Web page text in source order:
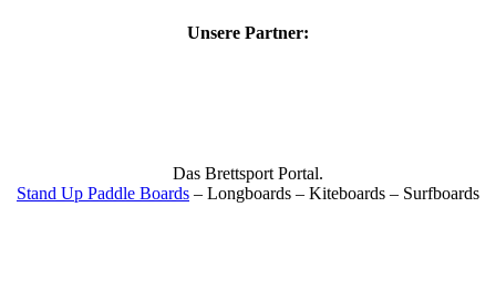
Unsere Partner:
Das Brettsport Portal.
Stand Up Paddle Boards – Longboards – Kiteboards – Surfboards